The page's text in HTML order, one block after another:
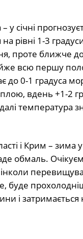
у січні
рівні 1-3
проте ближче
всю першу
до 0-1 градуса
вдень +1-2
температура
і Крим – зима
обмаль.
буде
і